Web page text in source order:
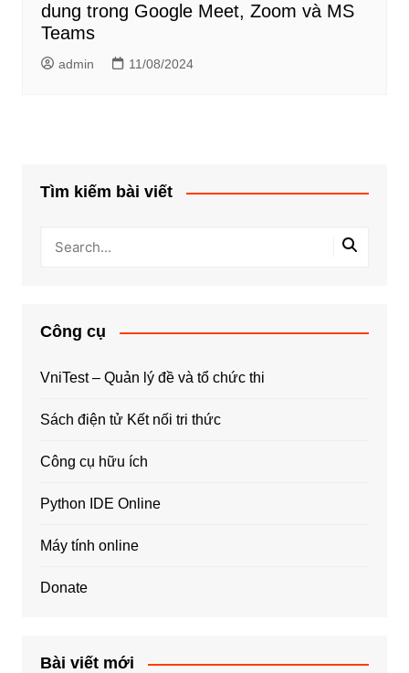
dung trong Google Meet, Zoom và MS
Teams
admin 11/08/2024
Tìm kiếm bài viết
Công cụ
VniTest – Quản lý đề và tổ chức thi
Sách điện tử Kết nối tri thức
Công cụ hữu ích
Python IDE Online
Máy tính online
Donate
Bài viết mới